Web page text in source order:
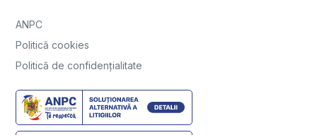
ANPC
Politică cookies
Politică de confidențialitate